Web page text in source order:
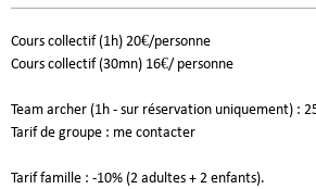
Cours collectif (1h) 20€/personne
Cours collectif (30mn) 16€/ personne
Team archer (1h - sur réservation uniquement) :
Tarif de groupe : me contacter
Tarif famille : -10% (2 adultes + 2 enfants).